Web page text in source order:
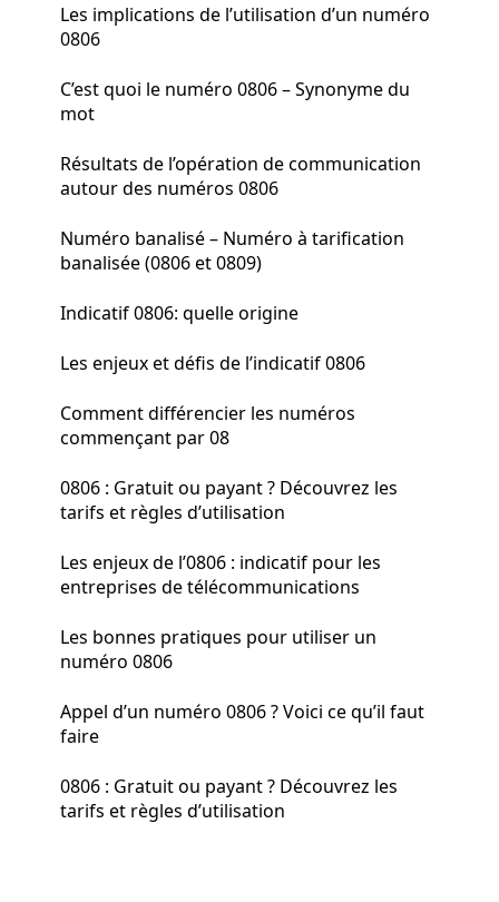
Les implications de l’utilisation d’un numéro
0806
C’est quoi le numéro 0806 – Synonyme du
mot
Résultats de l’opération de communication
autour des numéros 0806
Numéro banalisé – Numéro à tarification
banalisée (0806 et 0809)
Indicatif 0806: quelle origine
Les enjeux et défis de l’indicatif 0806
Comment différencier les numéros
commençant par 08
0806 : Gratuit ou payant ? Découvrez les
tarifs et règles d’utilisation
Les enjeux de l’0806 : indicatif pour les
entreprises de télécommunications
Les bonnes pratiques pour utiliser un
numéro 0806
Appel d’un numéro 0806 ? Voici ce qu’il faut
faire
0806 : Gratuit ou payant ? Découvrez les
tarifs et règles d’utilisation